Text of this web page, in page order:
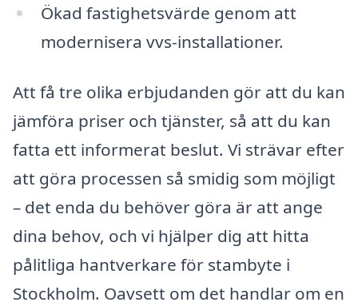
Ökad fastighetsvärde genom att
modernisera vvs-installationer.
Att få tre olika erbjudanden gör att du kan
jämföra priser och tjänster, så att du kan
fatta ett informerat beslut. Vi strävar efter
att göra processen så smidig som möjligt
– det enda du behöver göra är att ange
dina behov, och vi hjälper dig att hitta
pålitliga hantverkare för stambyte i
Stockholm. Oavsett om det handlar om en